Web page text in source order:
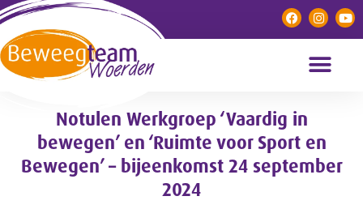
Notulen Werkgroep ‘Vaardig in
bewegen’ en ‘Ruimte voor Sport en
Bewegen’ – bijeenkomst 24 september
2024